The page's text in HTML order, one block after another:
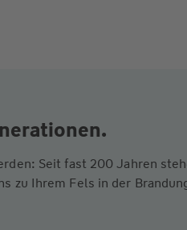
Seit fast 200 Jahren
zu Ihrem Fels in der